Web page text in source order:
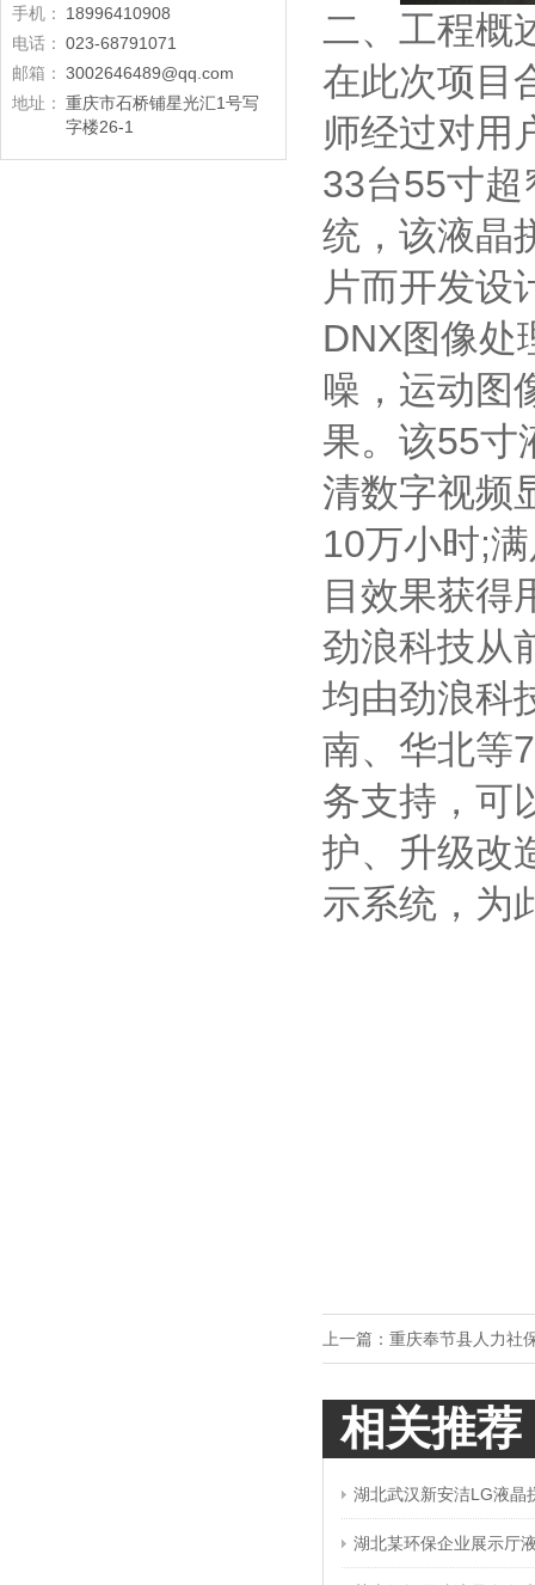
手机：
18996410908
电话： 023-68791071
邮箱： 3002646489@qq.com
地址： 重庆市石桥铺星光汇1号写
字楼26-1
二、工程概
在此次项目
师经过对用
33台55寸
统，该液晶
片而开发设
DNX图像处
噪，运动图
果。该55寸
清数字视频
10万小时;
目效果获得
劲浪科技从
均由劲浪科
南、华北等
务支持，可
护、升级改
示系统，为
上一篇： 重庆奉节县人力社
相关推荐
湖北武汉新安洁LG液晶
湖北某环保企业展示厅